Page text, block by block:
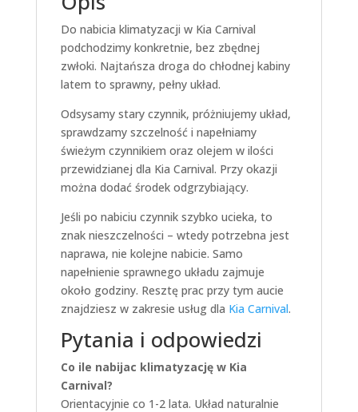
Do nabicia klimatyzacji w Kia Carnival
podchodzimy konkretnie, bez zbędnej
zwłoki. Najtańsza droga do chłodnej kabiny
latem to sprawny, pełny układ.
Odsysamy stary czynnik, próżniujemy układ,
sprawdzamy szczelność i napełniamy
świeżym czynnikiem oraz olejem w ilości
przewidzianej dla Kia Carnival. Przy okazji
można dodać środek odgrzybiający.
Jeśli po nabiciu czynnik szybko ucieka, to
znak nieszczelności – wtedy potrzebna jest
naprawa, nie kolejne nabicie. Samo
napełnienie sprawnego układu zajmuje
około godziny. Resztę prac przy tym aucie
znajdziesz w zakresie usług dla Kia Carnival.
Pytania i odpowiedzi
Co ile nabijac klimatyzację w Kia
Carnival?
Orientacyjnie co 1-2 lata. Układ naturalnie